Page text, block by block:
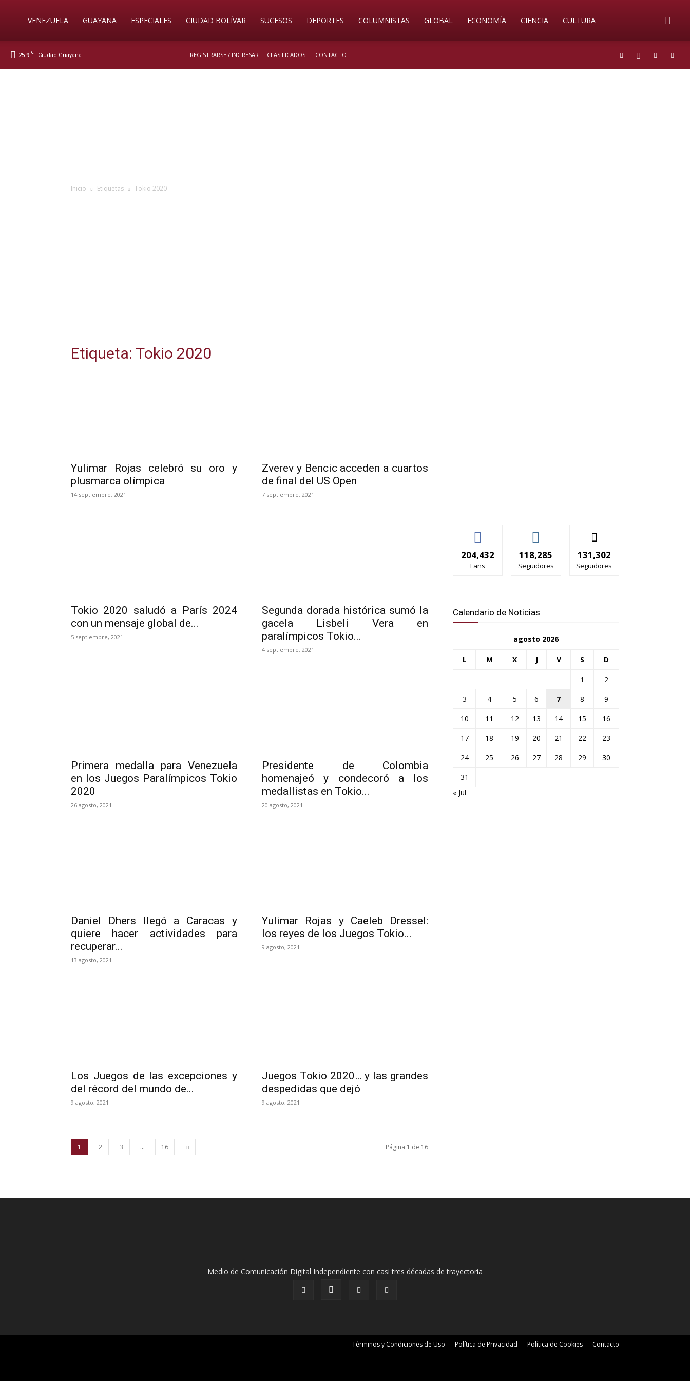
SoyVENEZUELA GUAYANA ESPECIALES CIUDAD BOLÍVAR SUCESOS DEPORTES COLUMNISTAS GLOBAL ECONOMÍA CIENCIA CULTURA
25.9 C Ciudad Guayana REGISTRARSE / INGRESAR CLASIFICADOS CONTACTO
Inicio Etiquetas Tokio 2020
Etiqueta: Tokio 2020
Yulimar Rojas celebró su oro y
plusmarca olímpica
14 septiembre, 2021
Zverev y Bencic acceden a cuartos
de final del US Open
7 septiembre, 2021
Tokio 2020 saludó a París 2024
con un mensaje global de...
5 septiembre, 2021
Segunda dorada histórica sumó la
gacela Lisbeli Vera en
paralímpicos Tokio...
4 septiembre, 2021
Primera medalla para Venezuela
en los Juegos Paralímpicos Tokio
2020
26 agosto, 2021
Presidente de Colombia
homenajeó y condecoró a los
medallistas en Tokio...
20 agosto, 2021
Daniel Dhers llegó a Caracas y
quiere hacer actividades para
recuperar...
13 agosto, 2021
Yulimar Rojas y Caeleb Dressel:
los reyes de los Juegos Tokio...
9 agosto, 2021
Los Juegos de las excepciones y
del récord del mundo de...
9 agosto, 2021
Juegos Tokio 2020… y las grandes
despedidas que dejó
9 agosto, 2021
1 2 3 ... 16 Página 1 de 16
204,432
Fans
118,285
Seguidores
131,302
Seguidores
Calendario de Noticias
agosto 2026
L M X J V S D
1
2
3
4 5 6 7 8
9
10
11 12 13 14 15
16
17
18 19 20 21 22
23
24
25 26 27 28 29
30
31
« Jul
Medio de Comunicación Digital Independiente con casi tres décadas de trayectoria
Términos y Condiciones de Uso Política de Privacidad Política de Cookies Contacto